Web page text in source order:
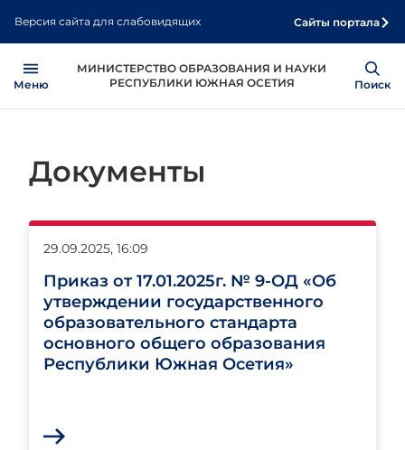
содержанию
Версия сайта для слабовидящих Сайты портала
МИНИСТЕРСТВО ОБРАЗОВАНИЯ И НАУКИ
РЕСПУБЛИКИ ЮЖНАЯ ОСЕТИЯ
Меню
Show
Поиск
Документы
Приказ от 17.01.2025г. № 9-ОД «Об
утверждении государственного
образовательного стандарта
основного общего образования
Республики Южная Осетия»
29.09.2025, 16:09